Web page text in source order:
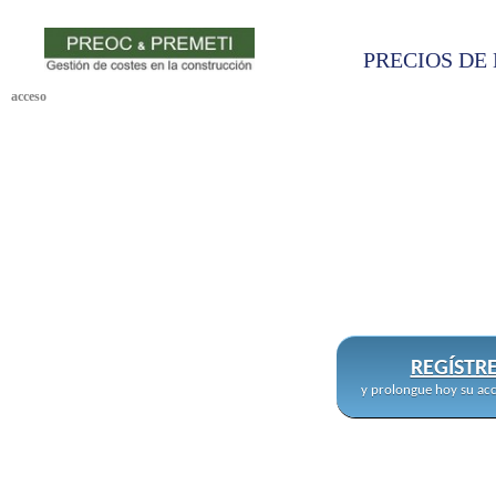
PRECIOS
acceso
y prolongue hoy su